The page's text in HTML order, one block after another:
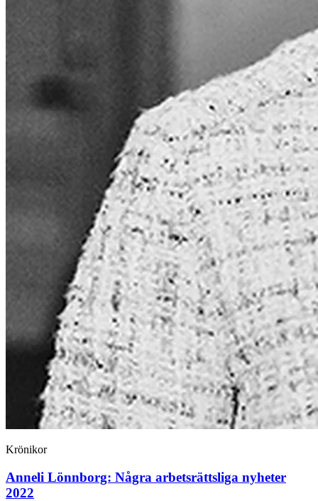
Krönikor
Anneli Lönnborg: Några arbetsrättsliga nyheter
2022